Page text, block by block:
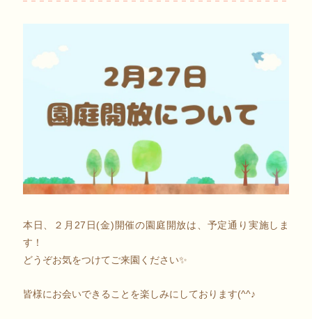
本日、２月27日(金)開催の園庭開放は、予定通り実施しま
す！
どうぞお気をつけてご来園ください✨
皆様にお会いできることを楽しみにしております(^^♪